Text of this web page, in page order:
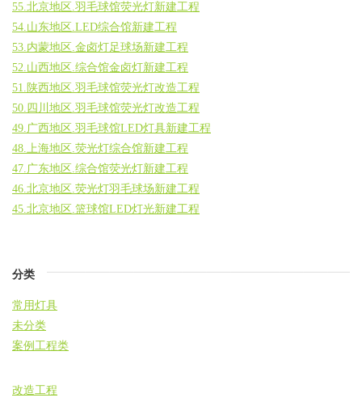
55.北京地区.羽毛球馆荧光灯新建工程
54.山东地区.LED综合馆新建工程
53.内蒙地区.金卤灯足球场新建工程
52.山西地区.综合馆金卤灯新建工程
51.陕西地区.羽毛球馆荧光灯改造工程
50.四川地区.羽毛球馆荧光灯改造工程
49.广西地区.羽毛球馆LED灯具新建工程
48.上海地区.荧光灯综合馆新建工程
47.广东地区.综合馆荧光灯新建工程
46.北京地区.荧光灯羽毛球场新建工程
45.北京地区.篮球馆LED灯光新建工程
分类
常用灯具
未分类
案例工程类
改造工程